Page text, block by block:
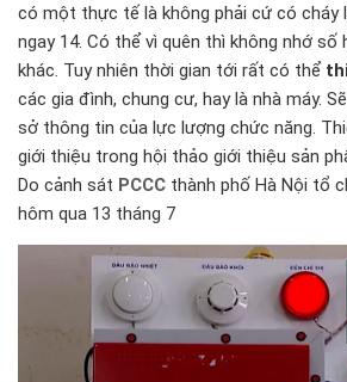
có một thực tế là không phải cứ có cháy
ngay 14. Có thể vì quên thì không nhớ số
khác. Tuy nhiên thời gian tới rất có thể
các gia đình, chung cư, hay là nhà máy.
sở thông tin của lực lượng chức năng.
giới thiệu trong hội thảo giới thiệu sản
Do cảnh sát PCCC thành phố Hà Nội tổ
hôm qua 13 tháng 7